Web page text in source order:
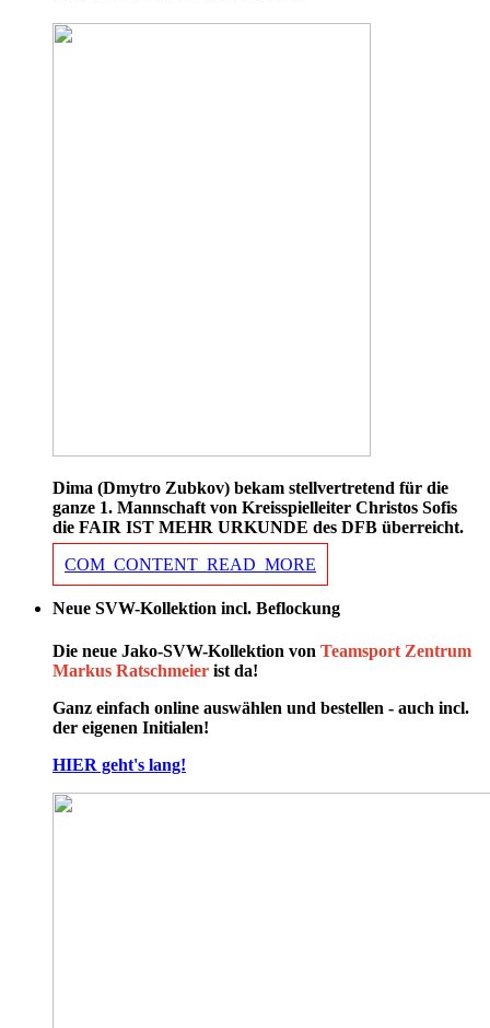
Dima (Dmytro Zubkov) bekam stellvertretend für die
ganze 1. Mannschaft von Kreisspielleiter Christos Sofis
die FAIR IST MEHR URKUNDE des DFB überreicht.
COM_CONTENT_READ_MORE
Neue SVW-Kollektion incl. Beflockung
Die neue Jako-SVW-Kollektion von Teamsport Zentrum
Markus Ratschmeier ist da!
Ganz einfach online auswählen und bestellen - auch incl.
der eigenen Initialen!
HIER geht's lang!